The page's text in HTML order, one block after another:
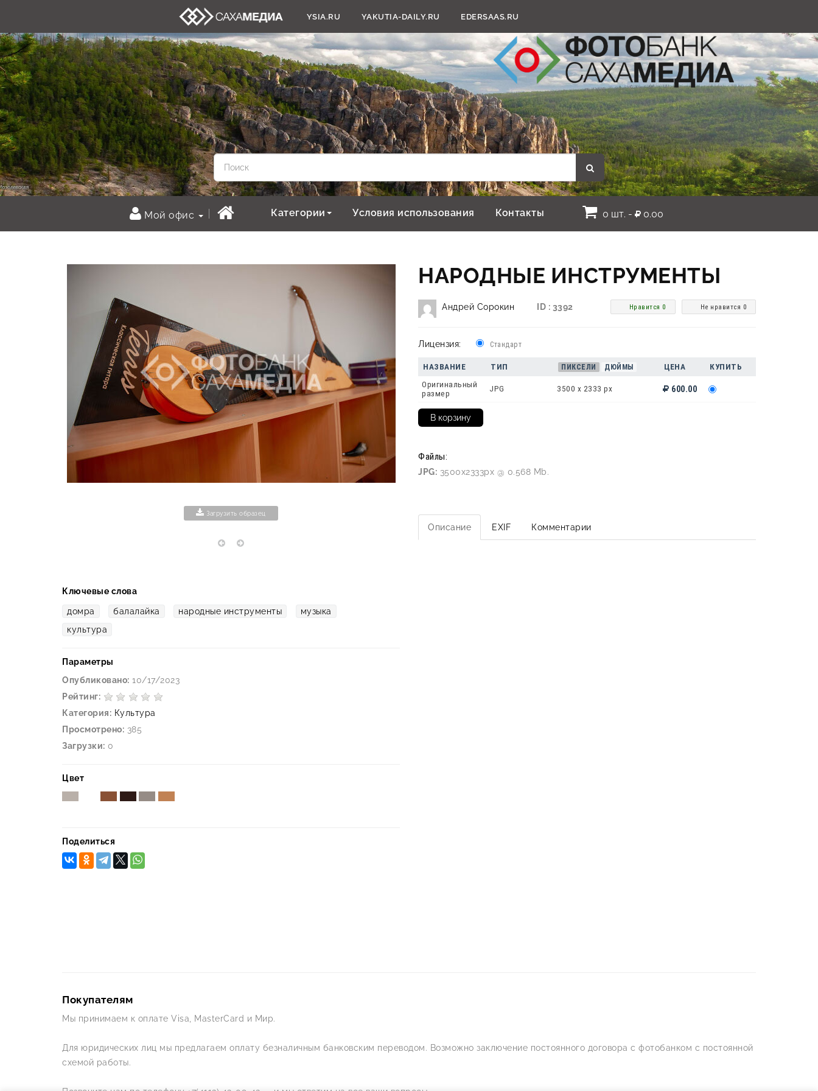
YSIA.RU YAKUTIA-DAILY.RU EDERSAAS.RU
Мой офис Категории Условия использования Контакты 0 шт. - 0.00
Загрузить образец
Ключевые слова
домра балалайка народные инструменты
музыка
культура
Параметры
Опубликовано: 10/17/2023
Рейтинг:
Категория: Культура
Просмотрено: 385
Загрузки: 0
Цвет
Поделиться
НАРОДНЫЕ ИНСТРУМЕНТЫ
Андрей Сорокин ID : 3392 Не нравится 0
Нравится 0
Лицензия: Стандарт
НАЗВАНИЕ ТИП ПИКСЕЛИ ДЮЙМЫ ЦЕНА
КУПИТЬ
Оригинальный
размер
JPG 3500 x 2333 px 600.00
Файлы:
JPG: 3500x2333px @ 0.568 Mb.
Описание EXIF Комментарии
Покупателям
Мы принимаем к оплате Visa, MasterCard и Мир.
Для юридических лиц мы предлагаем оплату безналичным банковским переводом. Возможно заключение постоянного договора с фотобанком с постоянной
схемой работы.